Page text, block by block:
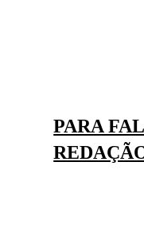
PARA